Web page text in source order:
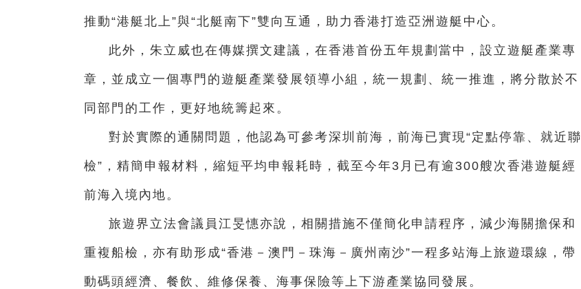
推動“港艇北上”與“北艇南下”雙向互通，助力香港打造亞洲遊艇中心。
此外，朱立威也在傳媒撰文建議，在香港首份五年規劃當中，設立遊艇產業專
章，並成立一個專門的遊艇產業發展領導小組，統一規劃、統一推進，將分散於不
同部門的工作，更好地統籌起來。
對於實際的通關問題，他認為可參考深圳前海，前海已實現“定點停靠、就近聯
檢”，精簡申報材料，縮短平均申報耗時，截至今年3月已有逾300艘次香港遊艇經
前海入境內地。
旅遊界立法會議員江旻憓亦說，相關措施不僅簡化申請程序，減少海關擔保和
重複船檢，亦有助形成“香港－澳門－珠海－廣州南沙”一程多站海上旅遊環線，帶
動碼頭經濟、餐飲、維修保養、海事保險等上下游產業協同發展。